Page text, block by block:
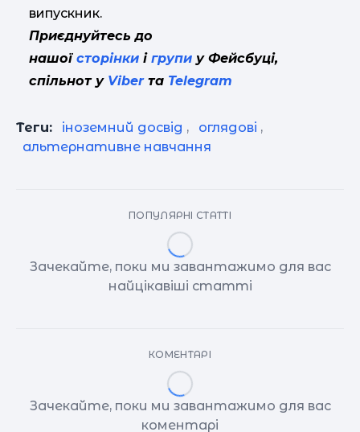
випускник.
Приєднуйтесь до
нашої сторінки і групи у Фейсбуці,
спільнот у Viberта Telegram
Теги: іноземний досвід , оглядові ,
альтернативне навчання
ПОПУЛЯРНІ СТАТТІ
Зачекайте, поки ми завантажимо для вас
найцікавіші статті
КОМЕНТАРІ
Зачекайте, поки ми завантажимо для вас
коментарі